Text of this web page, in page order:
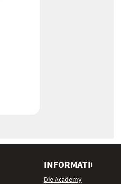
INFORMATIONEN
Die Academy